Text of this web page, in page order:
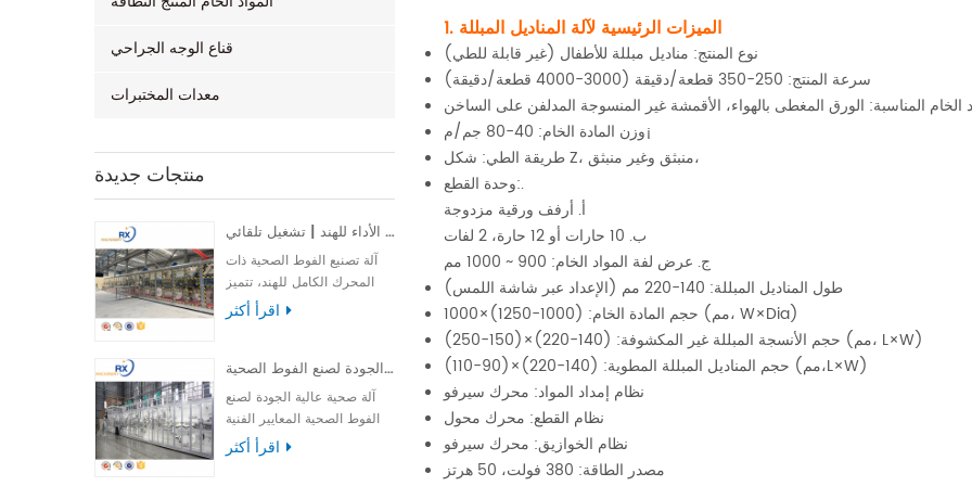
قناع الوجه الجراحي
معدات المختبرات
منتجات جديدة
آلة تصنيع فوط صحية كاملة الأداء للهند | تشغيل تلقائي
آلة تصنيع الفوط الصحية ذات
المحرك الكامل للهند، تتميز
بالسرعة العالية والأداء
المستقر والتشغيل السهل
اقرأ أكثر
آلة صحية عالية الجودة لصنع الفوط الصحية
آلة صحية عالية الجودة لصنع
الفوط الصحية المعايير الفنية
الرئيسية لـ آلة إنتاج الفوط
الصحية غرض خط إنتاج الفوط
اقرأ أكثر
1. الميزات الرئيسية لآلة المناديل المبللة
نوع المنتج: مناديل مبللة للأطفال (غير قابلة للطي)
سرعة المنتج: 250-350 قطعة/دقيقة (3000-4000 قطعة/دقيقة)
الخام المناسبة: الورق المغطى بالهواء، الأقمشة غير المنسوجة المدلفن على الساخن
وزن المادة الخام: 40-80 جم/م¡
طريقة الطي: شكل Z، منبثق وغير منبثق،
وحدة القطع:.
أ. أرفف ورقية مزدوجة
ب. 10 حارات أو 12 حارة، 2 لفات
ج. عرض لفة المواد الخام: 900 ~ 1000 مم
طول المناديل المبللة: 140-220 مم (الإعداد عبر شاشة اللمس)
حجم المادة الخام: (1000-1250)×1000 (مم، W×Dia)
حجم الأنسجة المبللة غير المكشوفة: (140-220)×(150-250) (مم، L×W)
حجم المناديل المبللة المطوية: (140-220)×(90-110) (مم،L×W)
نظام إمداد المواد: محرك سيرفو
نظام القطع: محرك محول
نظام الخوازيق: محرك سيرفو
مصدر الطاقة: 380 فولت، 50 هرتز